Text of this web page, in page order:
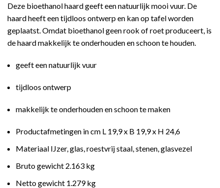
Deze bioethanol haard geeft een natuurlijk mooi vuur. De
haard heeft een tijdloos ontwerp en kan op tafel worden
geplaatst. Omdat bioethanol geen rook of roet produceert, is
de haard makkelijk te onderhouden en schoon te houden.
geeft een natuurlijk vuur
tijdloos ontwerp
makkelijk te onderhouden en schoon te maken
Productafmetingen in cm L 19,9 x B 19,9 x H 24,6
Materiaal IJzer, glas, roestvrij staal, stenen, glasvezel
Bruto gewicht 2.163 kg
Netto gewicht 1.279 kg